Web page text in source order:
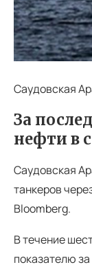
Саудовская
За
нефти в
Саудовская
танкеров
Bloomberg.
В течение
показателю